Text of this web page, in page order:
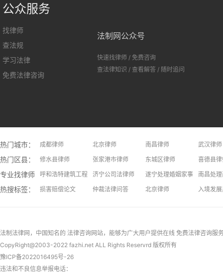
公众服务
找律师
查法规
学习法律
免费法律咨询
法制网公众号
快速找律师 / 免费咨询
查法律知识 / 查看解答 / 随时追问
热门城市： 成都律师 北京律师 南昌律师
武汉律师
长沙律师
上饶律师 大连律师 长春律师
热门区县： 修水县律师 张家港市律师 东城区律师 喜德县
专业找律师：呼和浩特建筑工程律师济宁公司法律师 遂宁处理婚姻家事问题律师
南昌处
安庆处理假释问题律师焦作处理二手房问题律师青岛处理不正当竞争问题律师
厦门交
热搜标签： 损害赔偿论文 仲裁法律问答 北京律师
入境发
法制法律网 ，中国知名的 法律咨询网站，能够为广大用户提供在线 免费法律咨询服
CopyRight@2003-2022 fazhi.net ALL Rights Reservrd 版权所有
豫ICP备2022016495号-26
违法和不良信息举报电话：